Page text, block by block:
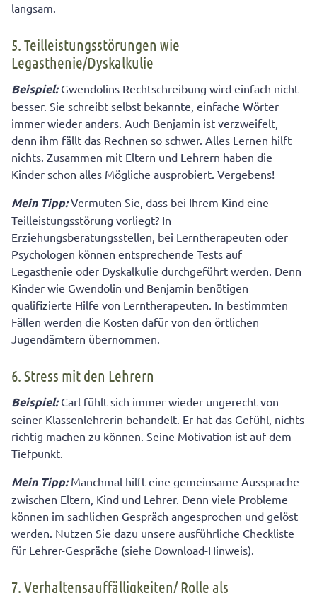
langsam.
5. Teilleistungsstörungen wie
Legasthenie/Dyskalkulie
Beispiel:Gwendolins Rechtschreibung wird einfach nicht
besser. Sie schreibt selbst bekannte, einfache Wörter
immer wieder anders. Auch Benjamin ist verzweifelt,
denn ihm fällt das Rechnen so schwer. Alles Lernen hilft
nichts. Zusammen mit Eltern und Lehrern haben die
Kinder schon alles Mögliche ausprobiert. Vergebens!
Mein Tipp:Vermuten Sie, dass bei Ihrem Kind eine
Teilleistungsstörung vorliegt? In
Erziehungsberatungsstellen, bei Lerntherapeuten oder
Psychologen können entsprechende Tests auf
Legasthenie oder Dyskalkulie durchgeführt werden. Denn
Kinder wie Gwendolin und Benjamin benötigen
qualifizierte Hilfe von Lerntherapeuten. In bestimmten
Fällen werden die Kosten dafür von den örtlichen
Jugendämtern übernommen.
6. Stress mit den Lehrern
Beispiel:Carl fühlt sich immer wieder ungerecht von
seiner Klassenlehrerin behandelt. Er hat das Gefühl, nichts
richtig machen zu können. Seine Motivation ist auf dem
Tiefpunkt.
Mein Tipp:Manchmal hilft eine gemeinsame Aussprache
zwischen Eltern, Kind und Lehrer. Denn viele Probleme
können im sachlichen Gespräch angesprochen und gelöst
werden. Nutzen Sie dazu unsere ausführliche Checkliste
für Lehrer-Gespräche (siehe Download-Hinweis).
7. Verhaltensauffälligkeiten/ Rolle als